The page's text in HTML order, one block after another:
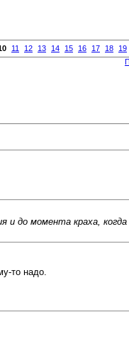
11 12 13 14 15 16 17 18 19
и до момента краха,
то надо.